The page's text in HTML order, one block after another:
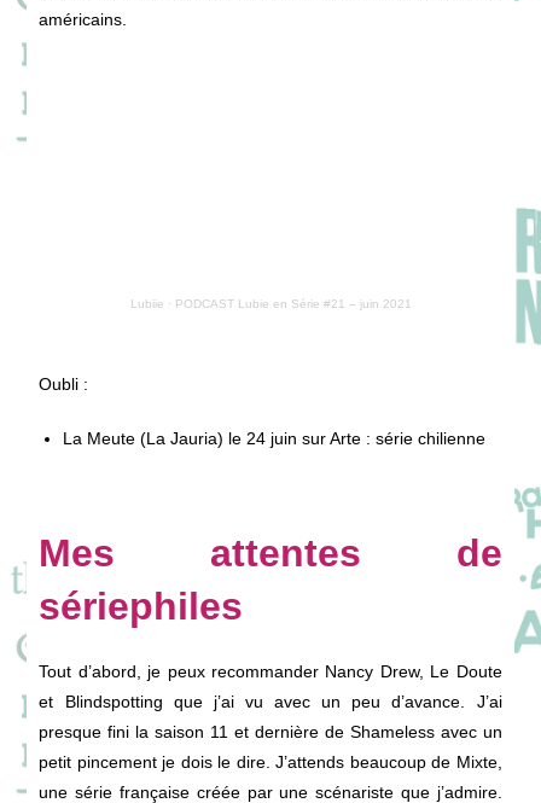
américains.
Lubiie · PODCAST Lubie en Série #21 – juin 2021
Oubli :
La Meute (La Jauria) le 24 juin sur Arte : série chilienne
Mes attentes de
sériephiles
Tout d’abord, je peux recommander Nancy Drew, Le Doute
et Blindspotting que j’ai vu avec un peu d’avance. J’ai
presque fini la saison 11 et dernière de Shameless avec un
petit pincement je dois le dire. J’attends beaucoup de Mixte,
une série française créée par une scénariste que j’admire.